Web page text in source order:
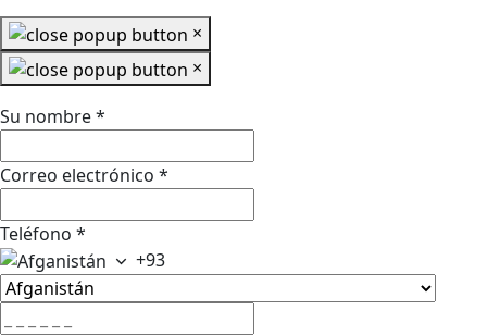
×
×
Su nombre*
Correo electrónico *
Teléfono *
+93